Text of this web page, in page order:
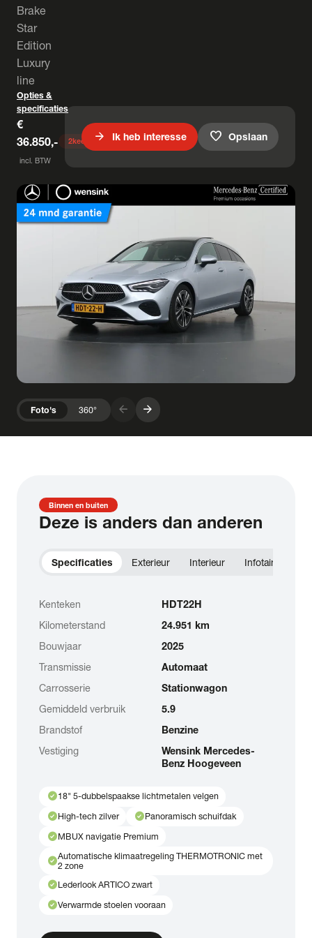
Brake
Star
Edition
Luxury
line
Opties &
specificaties
€
36.850,-
incl. BTW
2keer bekeken
arrow_forward Ik heb interesse favorite Opslaan
Foto's 360° arrow_forward arrow_forward
Binnen en buiten
Deze is anders dan anderen
Specificaties Exterieur Interieur Infotainment
Kenteken
HDT22H
Kilometerstand
24.951 km
Bouwjaar
2025
Transmissie
Automaat
Carrosserie
Stationwagon
Gemiddeld verbruik
5.9
Brandstof
Benzine
Vestiging
Wensink Mercedes-
Benz Hoogeveen
check_circle18" 5-dubbelspaakse lichtmetalen velgen
check_circleHigh-tech zilver check_circlePanoramisch schuifdak
check_circleMBUX navigatie Premium
check_circleAutomatische klimaatregeling THERMOTRONIC met
2 zone
check_circleLederlook ARTICO zwart
check_circleVerwarmde stoelen vooraan